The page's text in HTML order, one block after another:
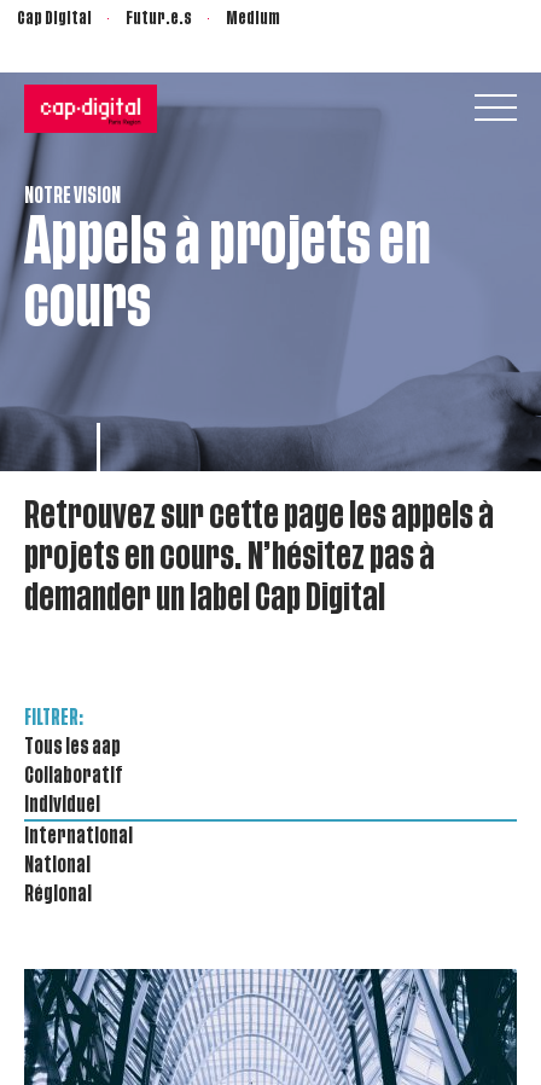
Cap Digital Futur.e.s Medium
NOTRE VISION
Appels à projets en
cours
Retrouvez sur cette page les appels à
projets en cours. N’hésitez pas à
demander un label Cap Digital
FILTRER:
Tous les aap
Collaboratif
Individuel
International
National
Régional